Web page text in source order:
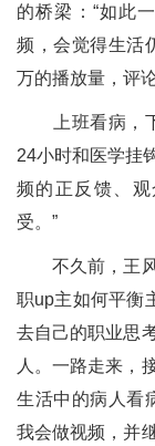
的桥梁：“如此
频，会觉得生活
万的播放量，评
上班看病，下
24小时和医学挂
频的正反馈、
受。”
不久前，王风
职up主如何平衡
去自己的职业思
人。一路走来，
生活中的病人看
我会做视频，并